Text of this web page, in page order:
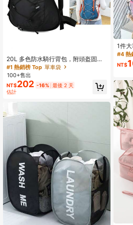
20L 多色防水騎行背包，附頭盔固定
座，適合戶外活動，防水包
#1 熱銷榜 Top 單車袋
100+售出
NT$202 -16% 最後 2 天
估計
1件
包，
#4 熱
NT$
#5